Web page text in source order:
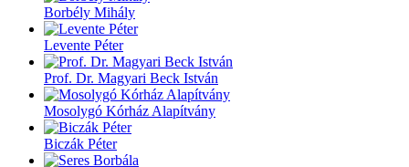
Borbély Mihály
Levente Péter
Prof. Dr. Magyari Beck István
Mosolygó Kórház Alapítvány
Biczák Péter